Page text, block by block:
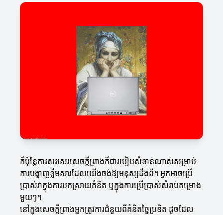
ក៏ប៉ុន្ដែការសរសេរសេចក្តីព្រាងក៏ជារបៀបសំខាន់ណាស់សម្រាប់
ការបង្ហាញខ្លឹមសារដែលយើងចង់ឱ្យមនុស្សដឹងពី។ អ្នកអាចប្រើ
ប្រាស់វាក្នុងការបកស្រាយគំនិត ឬក្នុងការប្រើប្រាស់សំរាប់គម្រោង
មួយៗ។
នៅក្នុងសេចក្តីព្រាងអ្នកត្រូវការជំនួយពីគំនិតច្នៃប្រឌិត ដូចដែល